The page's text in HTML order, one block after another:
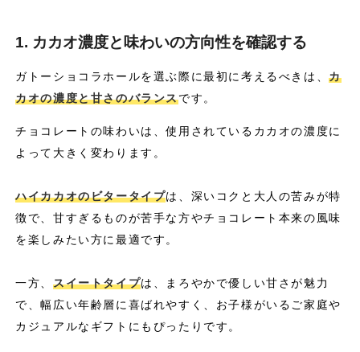
1. カカオ濃度と味わいの方向性を確認する
ガトーショコラホールを選ぶ際に最初に考えるべきは、カ
カオの濃度と甘さのバランスです。
チョコレートの味わいは、使用されているカカオの濃度に
よって大きく変わります。
ハイカカオのビタータイプは、深いコクと大人の苦みが特
徴で、甘すぎるものが苦手な方やチョコレート本来の風味
を楽しみたい方に最適です。
一方、 スイートタイプは、まろやかで優しい甘さが魅力
で、幅広い年齢層に喜ばれやすく、お子様がいるご家庭や
カジュアルなギフトにもぴったりです。